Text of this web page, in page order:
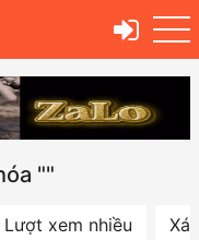
""
Lượt xem nhiều